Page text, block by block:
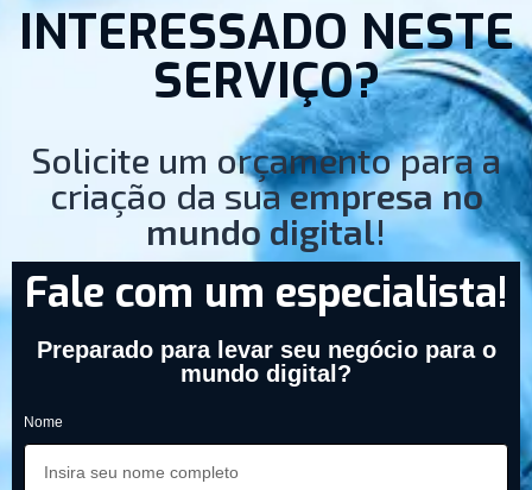
INTERESSADO NESTE
SERVIÇO?
Solicite um orçamento para a
criação da suaempresa no
mundo digital!
Fale com um especialista!
Preparado para levar seu negócio para o
mundo digital?
Nome